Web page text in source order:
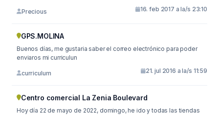
Precious 16. feb 2017 a la/s 23:10
GPS.MOLINA
Buenos días, me gustaria saber el correo electrónico para poder
enviaros mi curriculun
curriculum 21. jul 2016 a la/s 11:59
Centro comercial La Zenia Boulevard
Hoy día 22 de mayo de 2022, domingo, he ido y todas las tiendas